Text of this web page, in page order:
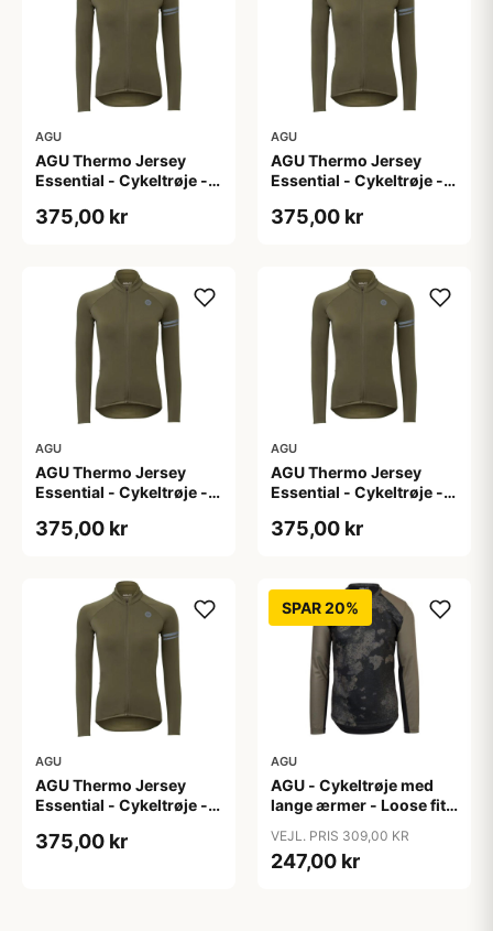
AGU
AGU Thermo Jersey
Essential - Cykeltrøje -
L
375,00 kr
AGU
AGU Thermo Jersey
Essential - Cykeltrøje -
M
375,00 kr
AGU
AGU Thermo Jersey
Essential - Cykeltrøje -
S
375,00 kr
AGU
AGU Thermo Jersey
Essential - Cykeltrøje -
XL
375,00 kr
AGU
AGU Thermo Jersey
Essential - Cykeltrøje -
XXL
375,00 kr
SPAR 20%
AGU
AGU - Cykeltrøje med
lange ærmer - Loose fit -
VEJL. PRIS 309,00 KR
247,00 kr